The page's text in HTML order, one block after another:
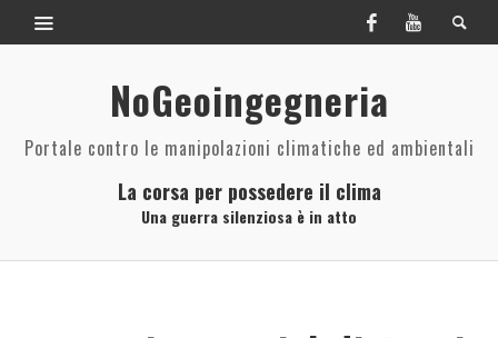
NoGeoingegneria
Portale contro le manipolazioni climatiche ed ambientali
La corsa per possedere il clima
Una guerra silenziosa è in atto